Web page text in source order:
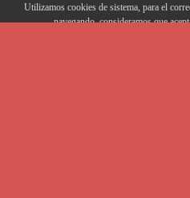
Utilizamos cookies de sistema, para el
navegando, consideramos que